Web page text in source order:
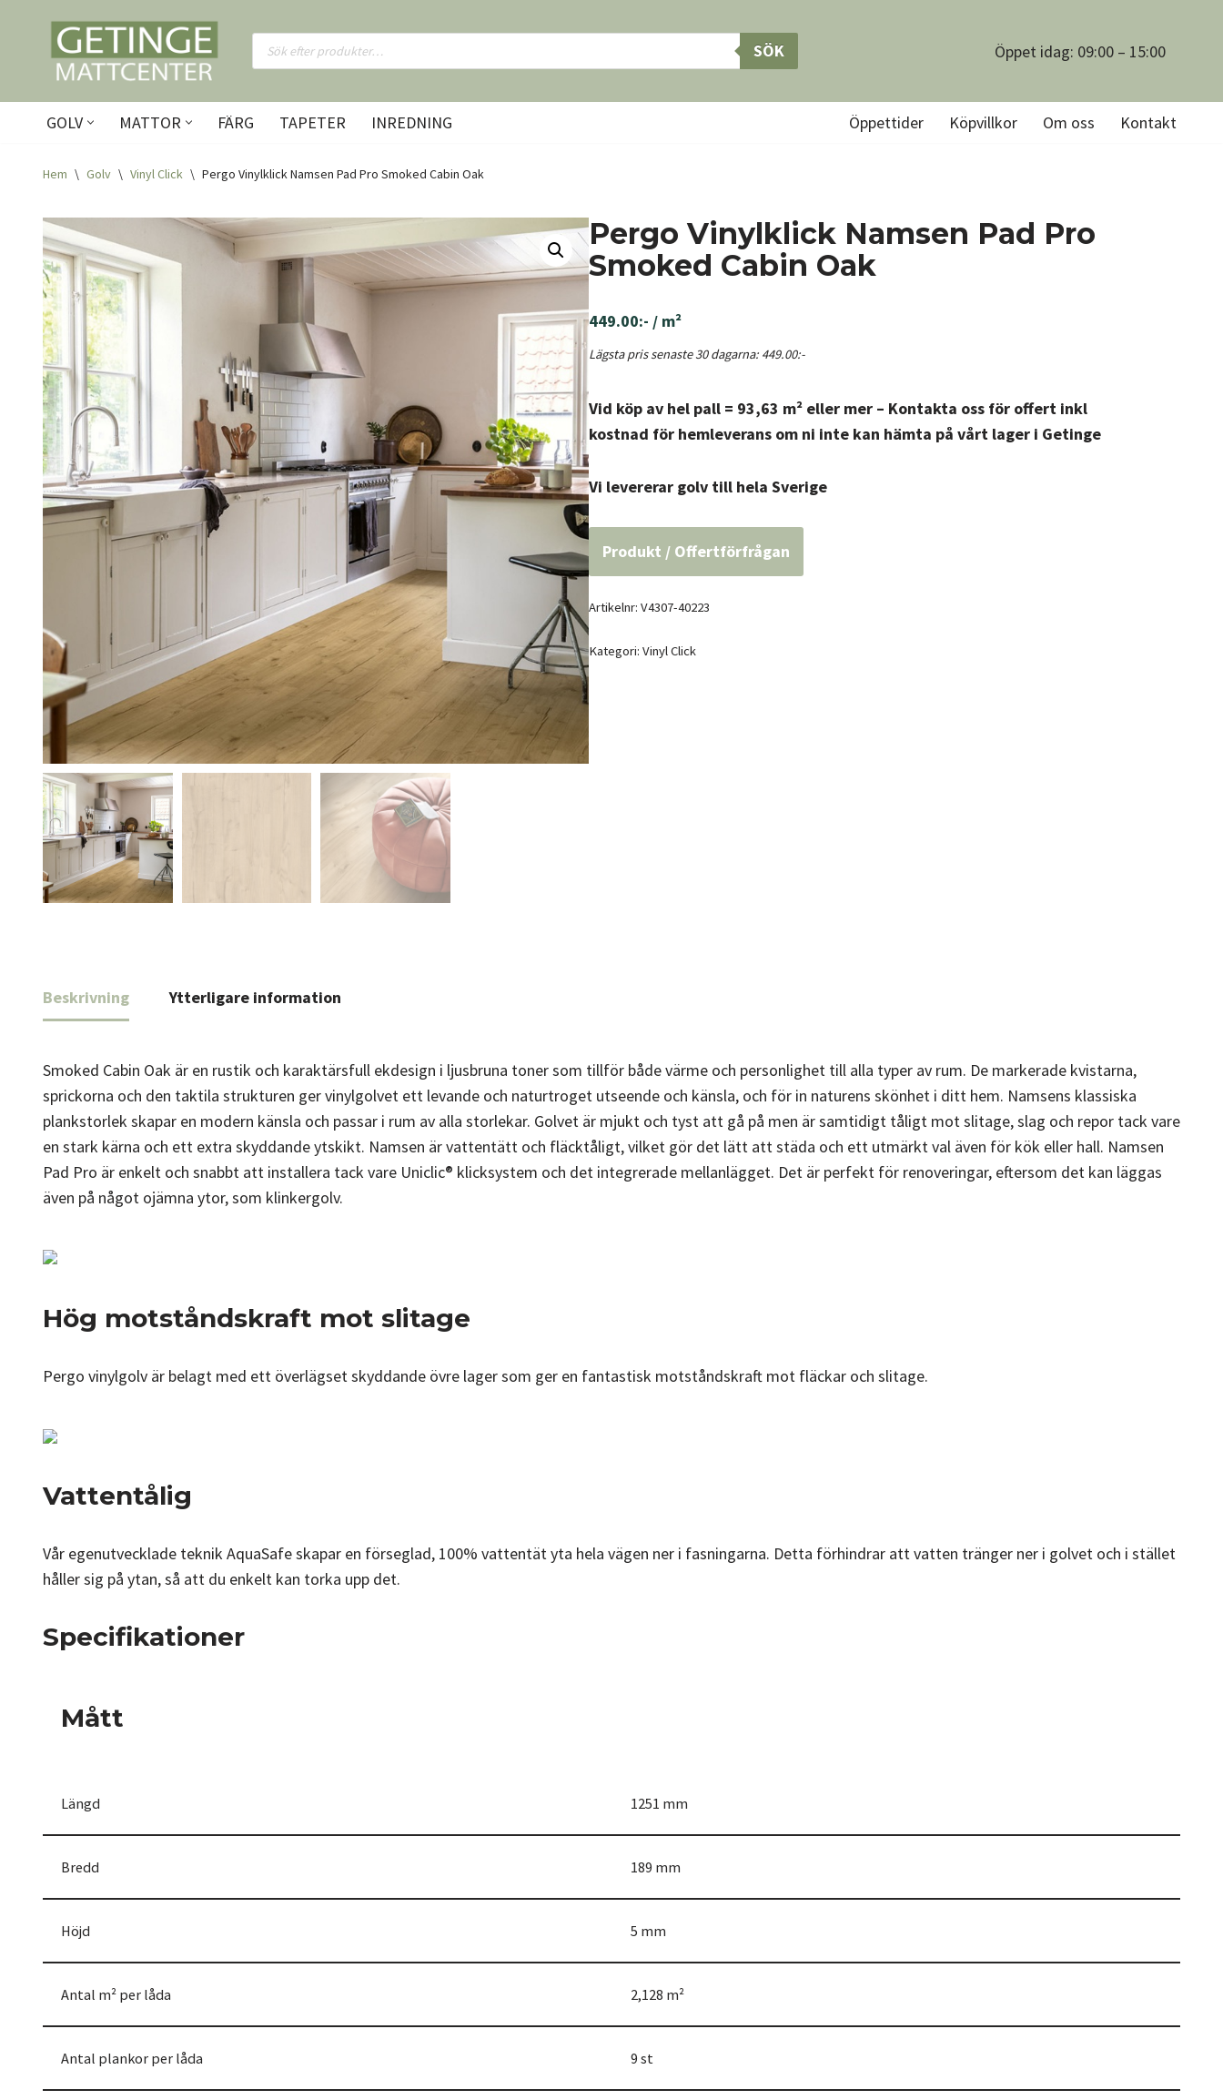
Hoppa
innehåll
SÖK Öppet idag: 09:00 – 15:00
GOLV MATTOR FÄRG TAPETER INREDNING Öppettider Köpvillkor Om oss Kontakt
Hem \ Golv \ Vinyl Click \ Pergo Vinylklick Namsen Pad Pro Smoked Cabin Oak
Pergo Vinylklick Namsen Pad Pro
Smoked Cabin Oak
449.00:- / m²
Lägsta pris senaste 30 dagarna: 449.00:-
Vid köp av hel pall = 93,63 m² eller mer – Kontakta oss för offert inkl
kostnad för hemleverans om ni inte kan hämta på vårt lager i Getinge
Vi levererar golv till hela Sverige
Produkt / Offertförfrågan
Artikelnr: V4307-40223
Kategori: Vinyl Click
Beskrivning Ytterligare information
Smoked Cabin Oak är en rustik och karaktärsfull ekdesign i ljusbruna toner som tillför både värme och personlighet till alla typer av rum. De markerade kvistarna,
sprickorna och den taktila strukturen ger vinylgolvet ett levande och naturtroget utseende och känsla, och för in naturens skönhet i ditt hem. Namsens klassiska
plankstorlek skapar en modern känsla och passar i rum av alla storlekar. Golvet är mjukt och tyst att gå på men är samtidigt tåligt mot slitage, slag och repor tack vare
en stark kärna och ett extra skyddande ytskikt. Namsen är vattentätt och fläcktåligt, vilket gör det lätt att städa och ett utmärkt val även för kök eller hall. Namsen
Pad Pro är enkelt och snabbt att installera tack vare Uniclic® klicksystem och det integrerade mellanlägget. Det är perfekt för renoveringar, eftersom det kan läggas
även på något ojämna ytor, som klinkergolv.
Hög motståndskraft mot slitage
Pergo vinylgolv är belagt med ett överlägset skyddande övre lager som ger en fantastisk motståndskraft mot fläckar och slitage.
Vattentålig
Vår egenutvecklade teknik AquaSafe skapar en förseglad, 100% vattentät yta hela vägen ner i fasningarna. Detta förhindrar att vatten tränger ner i golvet och i stället
håller sig på ytan, så att du enkelt kan torka upp det.
Specifikationer
Mått
Längd 1251 mm
Bredd 189 mm
Höjd 5 mm
Antal m² per låda 2,128 m²
Antal plankor per låda 9 st